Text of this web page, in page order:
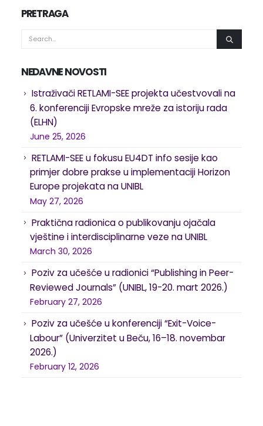
PRETRAGA
NEDAVNE NOVOSTI
Istraživači RETLAMI-SEE projekta učestvovali na
6. konferenciji Evropske mreže za istoriju rada
(ELHN)
June 25, 2026
RETLAMI-SEE u fokusu EU4DT info sesije kao
primjer dobre prakse u implementaciji Horizon
Europe projekata na UNIBL
May 27, 2026
Praktična radionica o publikovanju ojačala
vještine i interdisciplinarne veze na UNIBL
March 30, 2026
Poziv za učešće u radionici “Publishing in Peer-
Reviewed Journals” (UNIBL, 19-20. mart 2026.)
February 27, 2026
Poziv za učešće u konferenciji “Exit-Voice-
Labour” (Univerzitet u Beču, 16–18. novembar
2026.)
February 12, 2026